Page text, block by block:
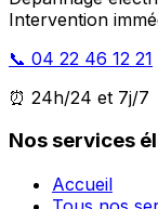
Intervention
📞 04 22 46 12 21
⏰ 24h/24 et 7j/7
Nos services
Accueil